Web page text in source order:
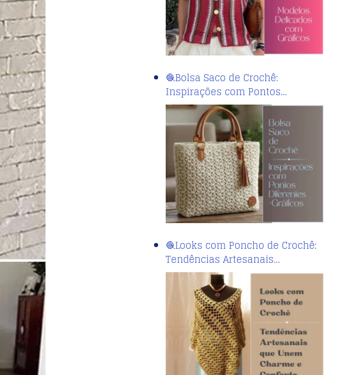
🧶Bolsa Saco de Crochê:
Inspirações com Pontos…
🧶Looks com Poncho de Crochê:
Tendências Artesanais…